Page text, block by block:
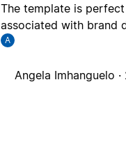
The template is
associated with brand
A
Angela Imhanguelo ·